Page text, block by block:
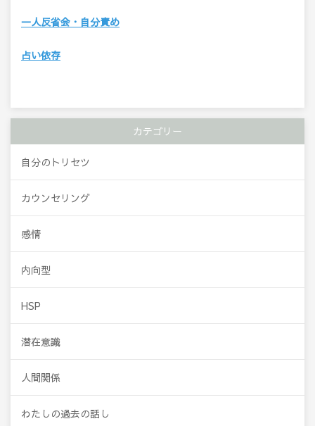
一人反省会・自分責め
占い依存
カテゴリー
自分のトリセツ
カウンセリング
感情
内向型
HSP
潜在意識
人間関係
わたしの過去の話し